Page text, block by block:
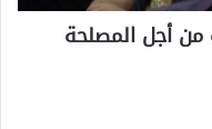
من أجل المصلحة